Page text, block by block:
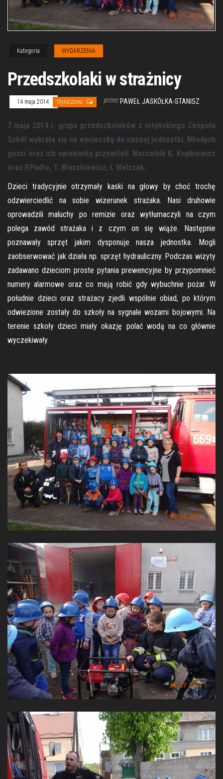
Kategoria WYDARZENIA
Przedszkolaki w strażnicy
14 maja 2014 Wyłączono przez PAWEŁ JASKÓŁKA-STANISZ
7 maja 2014 r. grupa przedszkolaków z lotyńskiego Zespołu
Szkół wybrała się na wycieczkę do naszej jednostki. Młodych
gości oraz ich opiekunkę przywitali: Naczelnik K. Kopkiewicz
oraz P.Padło, T. Błaszkiewicz, I. Walczak.
Dzieci tradycyjnie otrzymały kaski na głowy by choć trochę
odzwierciedlić na sobie wizerunek strażaka. Nasi druhowie
oprowadzili maluchy po remizie oraz wytłumaczyli na czym
polega zawód strażaka i z czym on się wiąże. Następnie
poznawały sprzęt jakim dysponuje nasza jednostka. Mogli
zaobserwować jak działa np. sprzęt hydrauliczny. Podczas wizyty
zadawano dzieciom proste pytania prewencyjne by przypomnieć
numery alarmowe oraz co mają robić gdy wybuchnie pożar. W
południe dzieci oraz strażacy zjedli wspólnie obiad, po którym
odwiezione zostały do szkoły na sygnale wozami bojowymi. Na
terenie szkoły dzieci miały okazję polać wodą na co głównie
wyczekiwały.